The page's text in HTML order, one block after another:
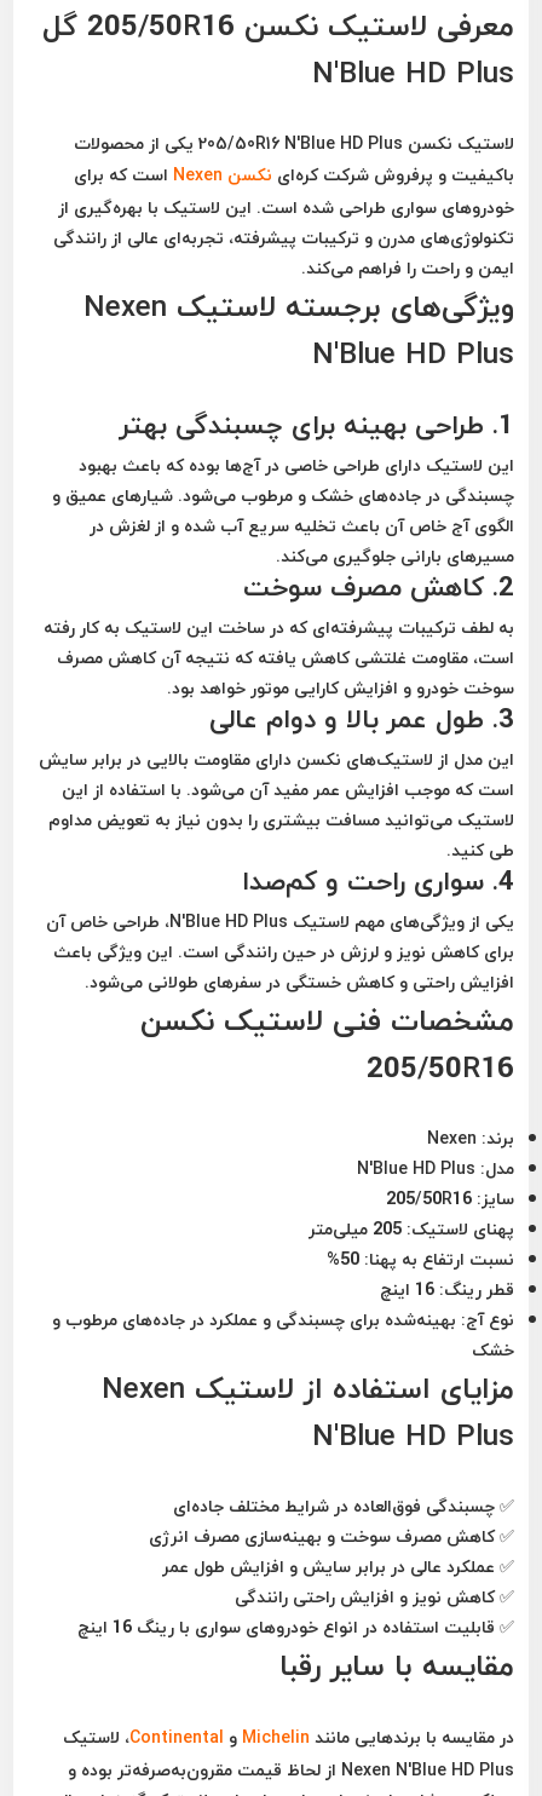
معرفی لاستیک نکسن 205/50R16 گل
N'Blue HD Plus
لاستیک نکسن 205/50R16 N'Blue HD Plus
یکی از محصولات
باکیفیت و پرفروش شرکت کره‌ای نکسن Nexen
است که برای
خودروهای سواری طراحی شده است. این لاستیک با بهره‌گیری از
تکنولوژی‌های مدرن و ترکیبات پیشرفته، تجربه‌ای عالی از رانندگی
ایمن و راحت را فراهم می‌کند.
ویژگی‌های برجسته لاستیک Nexen
N'Blue HD Plus
1. طراحی بهینه برای چسبندگی بهتر
این لاستیک دارای طراحی خاصی در آج‌ها بوده که باعث بهبود
چسبندگی در جاده‌های خشک و مرطوب می‌شود. شیارهای عمیق و
الگوی آج خاص آن باعث تخلیه سریع آب شده و از لغزش در
مسیرهای بارانی جلوگیری می‌کند.
2. کاهش مصرف سوخت
به لطف ترکیبات پیشرفته‌ای که در ساخت این لاستیک به کار رفته
است، مقاومت غلتشی کاهش یافته که نتیجه آن کاهش مصرف
سوخت خودرو و افزایش کارایی موتور خواهد بود.
3. طول عمر بالا و دوام عالی
این مدل از لاستیک‌های نکسن دارای مقاومت بالایی در برابر سایش
است که موجب افزایش عمر مفید آن می‌شود. با استفاده از این
لاستیک می‌توانید مسافت بیشتری را بدون نیاز به تعویض مداوم
طی کنید.
4. سواری راحت و کم‌صدا
یکی از ویژگی‌های مهم لاستیک N'Blue HD Plus، طراحی خاص آن
برای کاهش نویز و لرزش در حین رانندگی است. این ویژگی باعث
افزایش راحتی و کاهش خستگی در سفرهای طولانی می‌شود.
مشخصات فنی لاستیک نکسن
205/50R16
برند:
مدل:
سایز: 205/50R16
پهنای لاستیک: 205 میلی‌متر
نسبت ارتفاع به پهنا: 50%
قطر رینگ: 16 اینچ
نوع آج: بهینه‌شده برای چسبندگی و عملکرد در جاده‌های مرطوب و
خشک
مزایای استفاده از لاستیک Nexen
N'Blue HD Plus
✅ چسبندگی فوق‌العاده در شرایط مختلف جاده‌ای
✅ کاهش مصرف سوخت و بهینه‌سازی مصرف انرژی
✅ عملکرد عالی در برابر سایش و افزایش طول عمر
✅ کاهش نویز و افزایش راحتی رانندگی
✅ قابلیت استفاده در انواع خودروهای سواری با رینگ 16 اینچ
مقایسه با سایر رقبا
در مقایسه با برندهایی مانند Michelin و Continental، لاستیک
Nexen N'Blue HD Plus از لحاظ قیمت مقرون‌به‌صرفه‌تر بوده و